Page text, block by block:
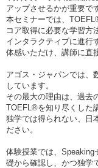
アップさせるかが重要で
本セミナーでは、
コア取得に必要な学習方
インタラクティブに進行
体感いただけ、講師に直
アゴス・ジャパンでは、
しています。
その最大の理由は、過去
TOEFL®を知り尽くした
独学では得られない、日
ださい。
体験授業では、Speaking
礎から確認し、かつ独学